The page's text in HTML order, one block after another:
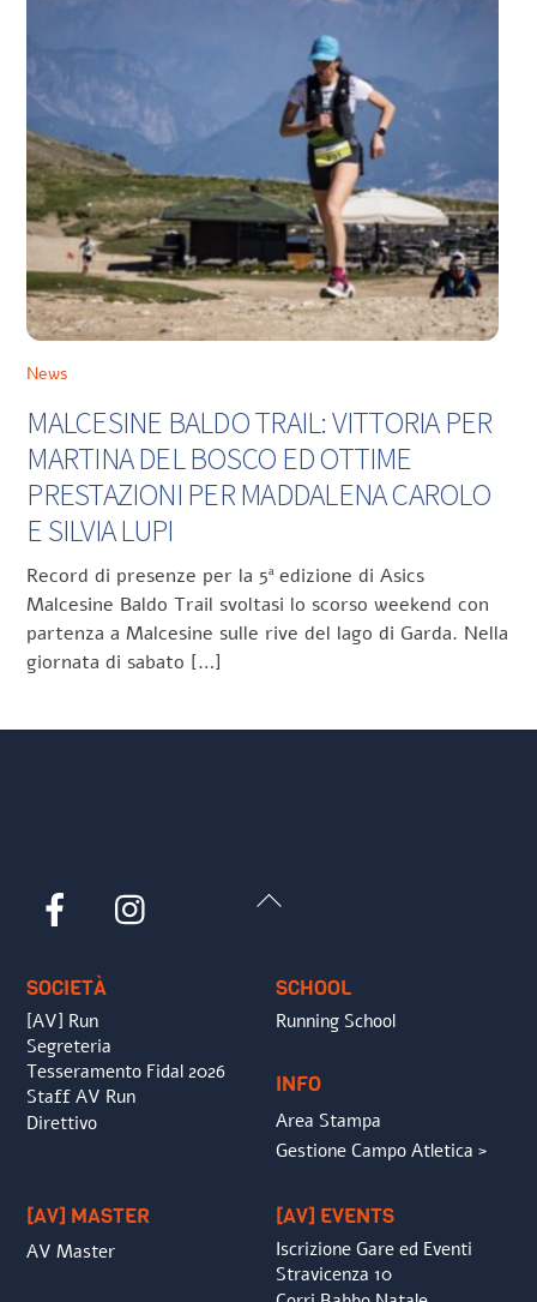
News
MALCESINE BALDO TRAIL: VITTORIA PER
MARTINA DEL BOSCO ED OTTIME
PRESTAZIONI PER MADDALENA CAROLO
E SILVIA LUPI
Record di presenze per la 5ª edizione di Asics
Malcesine Baldo Trail svoltasi lo scorso weekend con
partenza a Malcesine sulle rive del lago di Garda. Nella
giornata di sabato […]
Back
Facebook
SOCIETÀ
[AV] Run
Segreteria
Tesseramento Fidal 2026
Staff AV Run
Direttivo
SCHOOL
Running School
INFO
Area Stampa
Gestione Campo Atletica >
[AV] MASTER
AV Master
[AV] EVENTS
Iscrizione Gare ed Eventi
Stravicenza 10